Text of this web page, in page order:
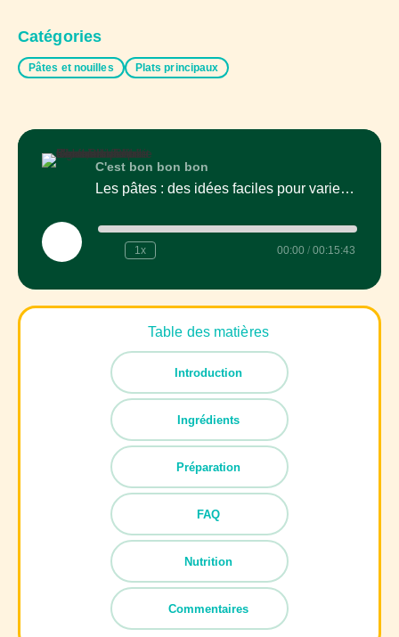
Catégories
Pâtes et nouilles Plats principaux
C'est bon bon bon
Les pâtes : des idées faciles pour varier tes repas
Play
Episode
1x 00:00 / 00:15:43
Table des matières
Introduction
Ingrédients
Préparation
FAQ
Nutrition
Commentaires